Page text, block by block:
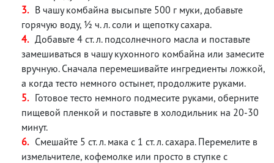
В чашу комбайна высыпьте 500 г муки, добавьте
горячую воду, ½ ч. л. соли и щепотку сахара.
Добавьте 4 ст. л. подсолнечного масла и поставьте
замешиваться в чашу кухонного комбайна или замесите
вручную. Сначала перемешивайте ингредиенты ложкой,
а когда тесто немного остынет, продолжите руками.
Готовое тесто немного подмесите руками, оберните
пищевой пленкой и поставьте в холодильник на 20-30
минут.
Смешайте 5 ст. л. мака с 1 ст. л. сахара. Перемелите в
измельчителе, кофемолке или просто в ступке с